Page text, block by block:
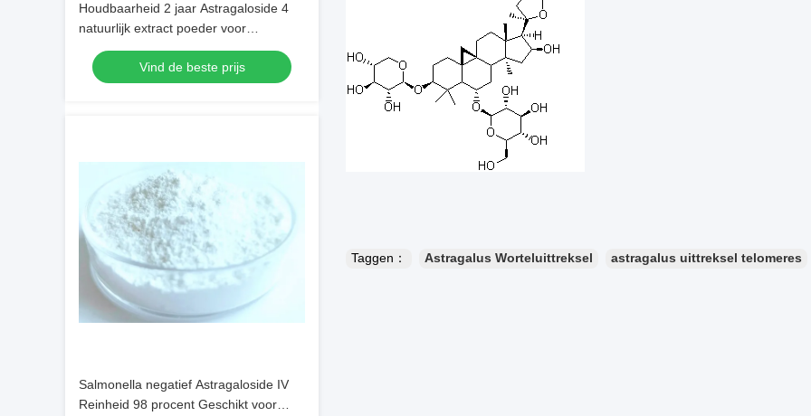
Houdbaarheid 2 jaar Astragaloside 4
natuurlijk extract poeder voor
farmaceutische toepassingen en
nutraceutische formules
Vind de beste prijs
Salmonella negatief Astragaloside IV
Reinheid 98 procent Geschikt voor
Taggen： Astragalus Worteluittreksel astragalus uittreksel telomeres